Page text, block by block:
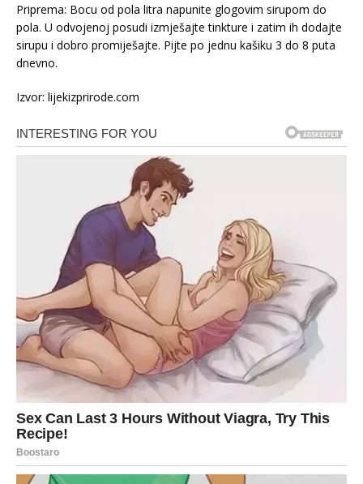
Priprema: Bocu od pola litra napunite glogovim sirupom do
pola. U odvojenoj posudi izmješajte tinkture i zatim ih dodajte
sirupu i dobro promiješajte. Pijte po jednu kašiku 3 do 8 puta
dnevno.
Izvor: lijekizprirode.com